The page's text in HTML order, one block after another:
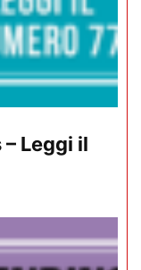
Leggi il